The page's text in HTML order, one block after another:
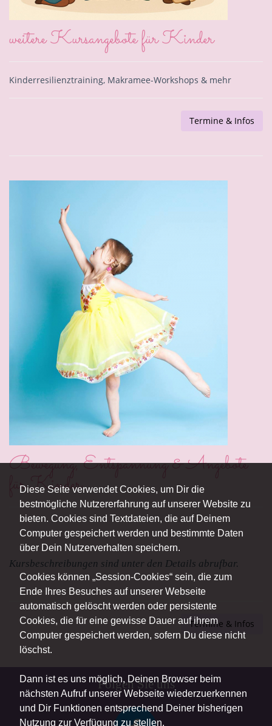
Diese Seite verwendet Cookies, um Dir die
bestmögliche Nutzererfahrung auf unserer Website zu
bieten. Cookies sind Textdateien, die auf Deinem
Computer gespeichert werden und bestimmte Daten
über Dein Nutzerverhalten speichern.
Cookies können „Session-Cookies“ sein, die zum
Ende Ihres Besuches auf unserer Webseite
automatisch gelöscht werden oder persistente
Cookies, die für eine gewisse Dauer auf ihrem
Computer gespeichert werden, sofern Du diese nicht
löschst.
Dann ist es uns möglich, Deinen Browser beim
nächsten Aufruf unserer Webseite wiederzuerkennen
und Dir Funktionen entsprechend Deiner bisherigen
Nutzung zur Verfügung zu stellen.
weitere Kursangebote für Kinder
Kinderresilienztraining, Makramee-Workshops & mehr
Termine & Infos
Bewegung, Entspannung & Angebote
für Kinder
Kursbeschreibungen sind unter den Details abrufbar.
Termine & Infos
Folgen Sie uns